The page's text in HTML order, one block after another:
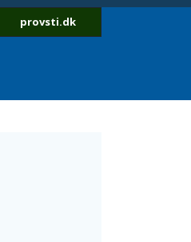
provsti.dk